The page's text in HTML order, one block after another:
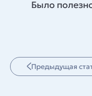
Было
Предыдущая